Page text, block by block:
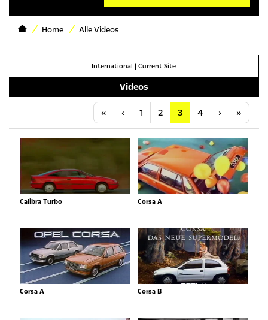
Home Alle Videos
International | Current Site
Videos
« Anfang
‹ Vorherige
1 2 3 4 ›Nächste
»
Calibra Turbo Corsa A
Corsa A Corsa B